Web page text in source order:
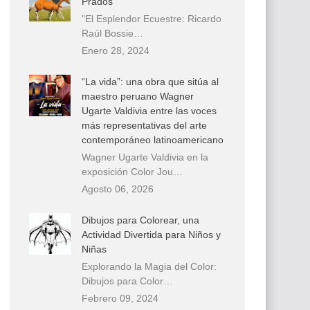
"El Esplendor Ecuestre: Ricardo
Raúl Bossie…
Enero 28, 2024
“La vida”: una obra que sitúa al
maestro peruano Wagner
Ugarte Valdivia entre las voces
más representativas del arte
contemporáneo latinoamericano
Wagner Ugarte Valdivia en la
exposición Color Jou…
Agosto 06, 2026
Dibujos para Colorear, una
Actividad Divertida para Niños y
Niñas
Explorando la Magia del Color:
Dibujos para Color…
Febrero 09, 2024